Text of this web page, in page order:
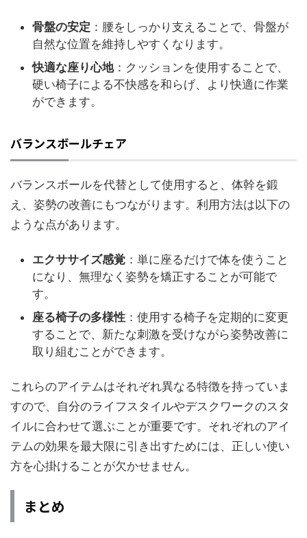
骨盤の安定 ：腰をしっかり支えることで、骨盤が
自然な位置を維持しやすくなります。
快適な座り心地：クッションを使用することで、
硬い椅子による不快感を和らげ、より快適に作業
ができます。
バランスボールチェア
バランスボールを代替として使用すると、体幹を鍛
え、姿勢の改善にもつながります。利用方法は以下の
ような点があります。
エクササイズ感覚 ：単に座るだけで体を使うこと
になり、無理なく姿勢を矯正することが可能で
す。
座る椅子の多様性 ：使用する椅子を定期的に変更
することで、新たな刺激を受けながら姿勢改善に
取り組むことができます。
これらのアイテムはそれぞれ異なる特徴を持っていま
すので、自分のライフスタイルやデスクワークのスタ
イルに合わせて選ぶことが重要です。それぞれのアイ
テムの効果を最大限に引き出すためには、正しい使い
方を心掛けることが欠かせません。
まとめ